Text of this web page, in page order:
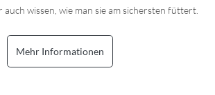
wissen, wie man sie am sichersten füttert.
Mehr Informationen